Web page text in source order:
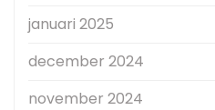
januari 2025
december 2024
november 2024